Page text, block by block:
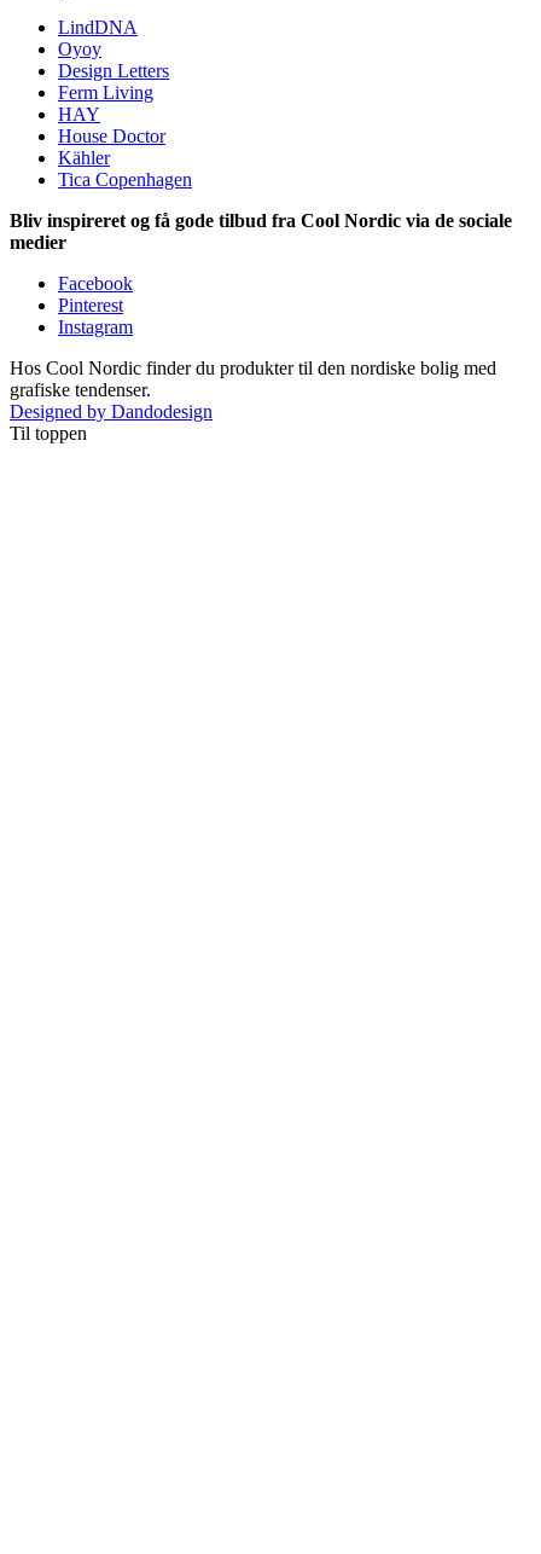
LindDNA
Oyoy
Design Letters
Ferm Living
HAY
House Doctor
Kähler
Tica Copenhagen
Bliv inspireret og få gode tilbud fra Cool Nordic via de sociale
medier
Facebook
Pinterest
Instagram
Hos Cool Nordic finder du produkter til den nordiske bolig med
grafiske tendenser.
Designed by Dandodesign
Til toppen